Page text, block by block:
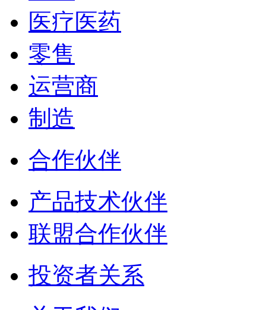
医疗医药
零售
运营商
制造
合作伙伴
产品技术伙伴
联盟合作伙伴
投资者关系